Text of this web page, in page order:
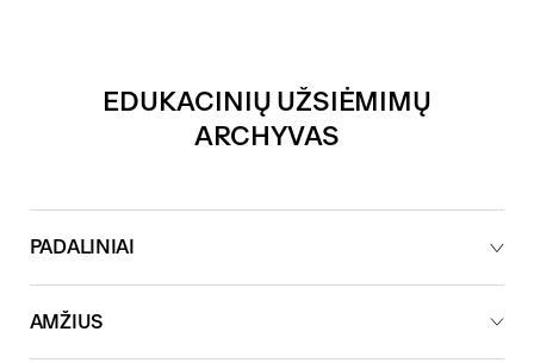
EDUKACINIŲ UŽSIĖMIMŲ
ARCHYVAS
PADALINIAI
AMŽIUS